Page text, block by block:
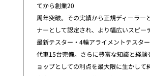
てから創業20
周年突破。その実績から正規ディーラー
ナーとして認定され、より幅広いスピー
最新テスター・4輪アライメントテスタ
代車15台完備。さらに豊富な知識と経験
ョップとしての利点を最大限に生かして